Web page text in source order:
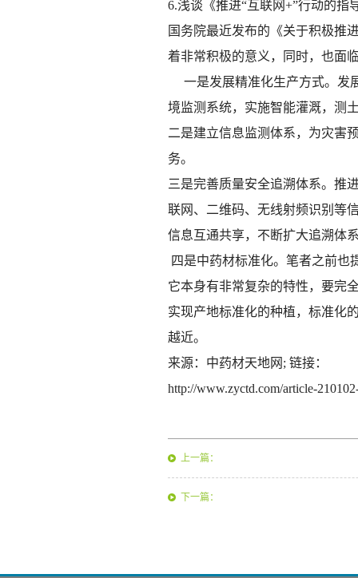
6.浅谈《推进“互联网+”行动的指
国务院最近发布的《关于积极推
着非常积极的意义，同时，也面
一是发展精准化生产方式。发
境监测系统，实施智能灌溉，测
二是建立信息监测体系，为灾害
务。
三是完善质量安全追溯体系。推
联网、二维码、无线射频识别等
信息互通共享，不断扩大追溯体
四是中药材标准化。笔者之前也
它本身有非常复杂的特性，要完
实现产地标准化的种植，标准化
越近。
来源：中药材天地网; 链接：
http://www.zyctd.com/article-
上一篇：
下一篇：